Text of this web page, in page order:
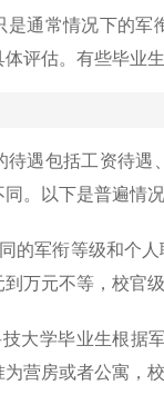
是通常情况下的
评估。有些毕业
待遇包括工资待
。以下是普遍情
的军衔等级和个
万元不等，校官
大学毕业生根据
营房或者公寓，